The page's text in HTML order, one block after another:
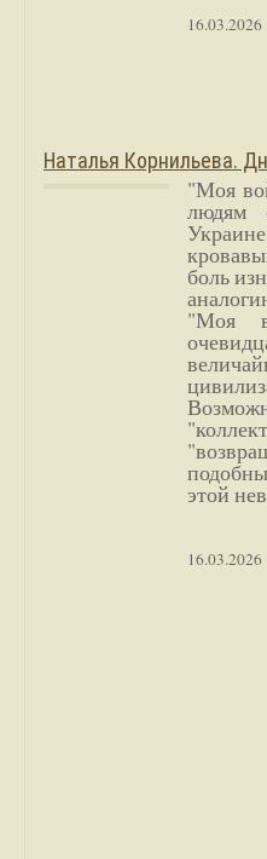
16.03.2026
Наталья Корнильева.
"Моя
людям
боль
"Моя
этой
16.03.2026